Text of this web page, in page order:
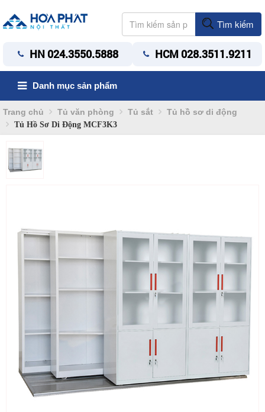
Tìm kiếm
HN 024.3550.5888 HCM 028.3511.9211
Danh mục sản phẩm
Trang chủ Tủ văn phòng Tủ sắt Tủ hồ sơ di động
Tủ Hồ Sơ Di Động MCF3K3